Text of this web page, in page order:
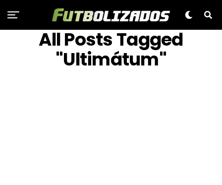
All Posts Tagged
"Ultimátum"